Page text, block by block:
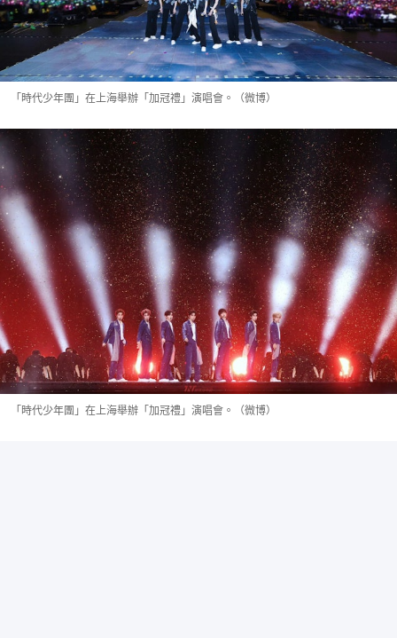
「時代少年團」在上海舉辦「加冠禮」演唱會。（微博）
「時代少年團」在上海舉辦「加冠禮」演唱會。（微博）